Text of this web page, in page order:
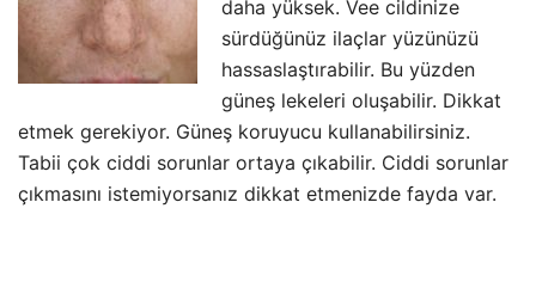
daha yüksek. Vee cildinize
sürdüğünüz ilaçlar yüzünüzü
hassaslaştırabilir. Bu yüzden
güneş lekeleri oluşabilir. Dikkat
etmek gerekiyor. Güneş koruyucu kullanabilirsiniz.
Tabii çok ciddi sorunlar ortaya çıkabilir. Ciddi sorunlar
çıkmasını istemiyorsanız dikkat etmenizde fayda var.